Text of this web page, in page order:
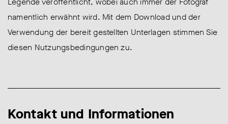
namentlich erwähnt wird. Mit dem Download und der
Verwendung der bereit gestellten Unterlagen stimmen Sie
diesen Nutzungsbedingungen zu.
Kontakt und Informationen